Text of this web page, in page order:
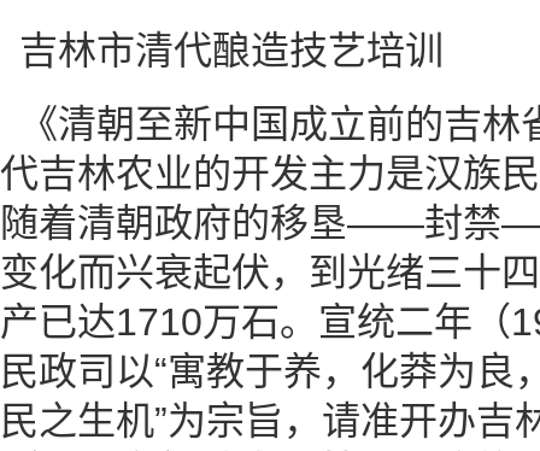
吉林市清代酿造技艺培训
《清朝至新中国成立前的吉
代吉林农业的开发主力是汉族
随着清朝政府的移垦——封
变化而兴衰起伏，到光绪三十
产已达1710万石。宣统二年（
民政司以“寓教于养，化莽为良
民之生机”为宗旨，请准开办吉